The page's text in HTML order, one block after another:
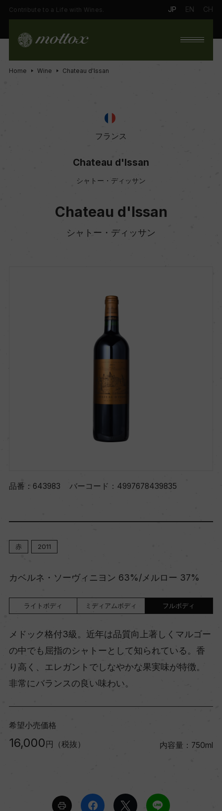
Contribute to a Life with Wines. JP EN CH
Home Wine Chateau d'Issan
フランス
Chateau d'Issan
シャトー・ディッサン
Chateau d'Issan
シャトー・ディッサン
品番： 643983 バーコード： 4997678439835
赤 2011
カベルネ・ソーヴィニヨン 63%/メルロー 37%
ライトボディ ミディアムボディ フルボディ
メドック格付3級。近年は品質向上著しくマルゴー
の中でも屈指のシャトーとして知られている。香
り高く、エレガントでしなやかな果実味が特徴。
非常にバランスの良い味わい。
希望小売価格
16,000 円（税抜） 内容量：750ml